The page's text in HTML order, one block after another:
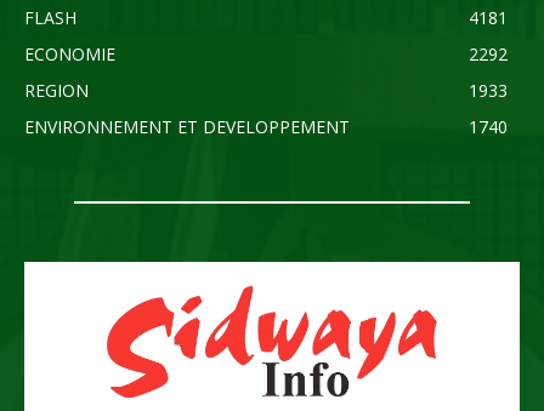
FLASH
4181
ECONOMIE
2292
REGION
1933
ENVIRONNEMENT ET DEVELOPPEMENT
1740